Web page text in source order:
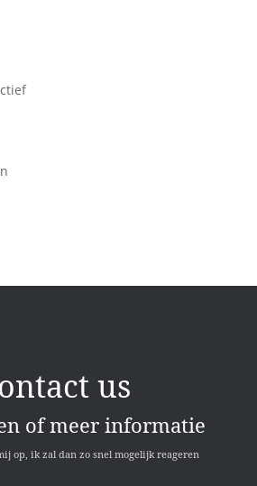
us
of meer informatie
op, ik zal dan zo snel mogelijk reageren